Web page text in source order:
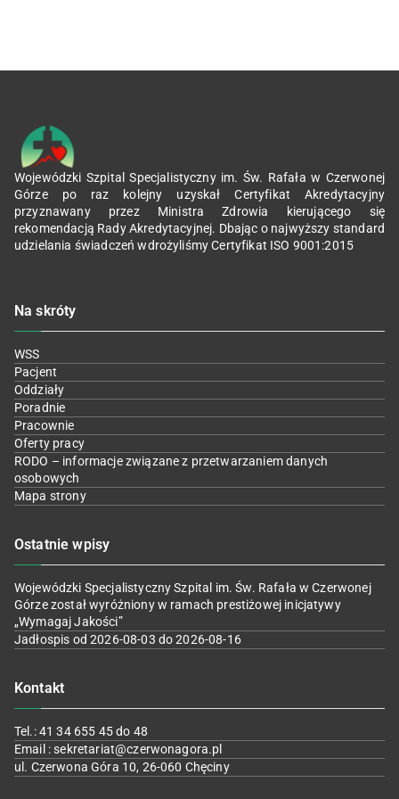
Wojewódzki Szpital Specjalistyczny im. Św. Rafała w Czerwonej
Górze po raz kolejny uzyskał Certyfikat Akredytacyjny
przyznawany przez Ministra Zdrowia kierującego się
rekomendacją Rady Akredytacyjnej. Dbając o najwyższy standard
udzielania świadczeń wdrożyliśmy Certyfikat ISO 9001:2015
Na skróty
WSS
Pacjent
Oddziały
Poradnie
Pracownie
Oferty pracy
RODO – informacje związane z przetwarzaniem danych
osobowych
Mapa strony
Ostatnie wpisy
Wojewódzki Specjalistyczny Szpital im. Św. Rafała w Czerwonej
Górze został wyróżniony w ramach prestiżowej inicjatywy
„Wymagaj Jakości”
Jadłospis od 2026-08-03 do 2026-08-16
Kontakt
Tel.: 41 34 655 45 do 48
Email : sekretariat@czerwonagora.pl
ul. Czerwona Góra 10, 26-060 Chęciny